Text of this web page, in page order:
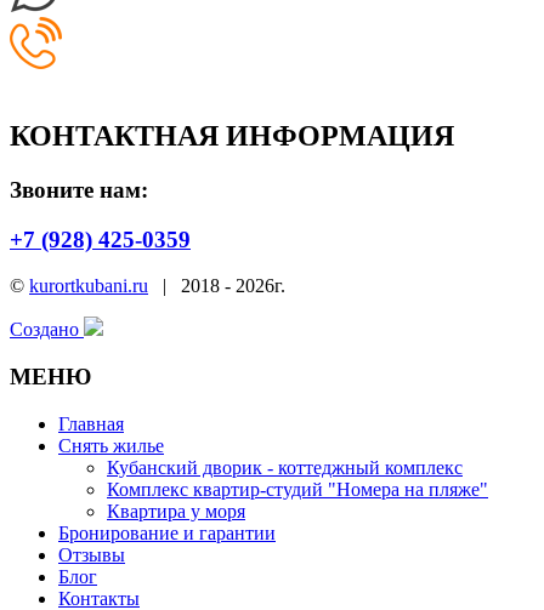
КОНТАКТНАЯ ИНФОРМАЦИЯ
Звоните нам:
+7 (928) 425-0359
© kurortkubani.ru | 2018 - 2026г.
Создано
МЕНЮ
Главная
Снять жилье
Кубанский дворик - коттеджный комплекс
Комплекс квартир-студий "Номера на пляже"
Квартира у моря
Бронирование и гарантии
Отзывы
Блог
Контакты